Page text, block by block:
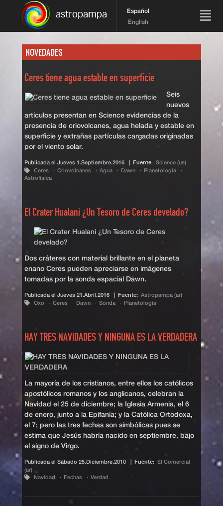
astropampa
Español
English
NOVEDADES
Ceres tiene agua estable en superficie
Seis
nuevos
artículos presentan en Science evidencias de la
presencia de criovolcanes, agua helada y estable en
superficie y extrañas partículas cargadas originadas
por el viento solar.
Publicada el Jueves 1.Septiembre.2016 Fuente: Science (us)
Ceres
Criovolcanes Agua Dawn
Planetología
Astrofísica
El Crater Hualani ¿Un Tesoro de Ceres develado?
Dos cráteres con material brillante en el planeta
enano Ceres pueden apreciarse en imágenes
tomadas por la sonda espacial Dawn.
Publicada el Jueves 21.Abril.2016 Fuente: Astropampa (ar)
Oxo
Ceres Dawn Sonda Planetología
HAY TRES NAVIDADES Y NINGUNA ES LA VERDADERA
La mayoría de los cristianos, entre ellos los católicos
apostólicos romanos y los anglicanos, celebran la
Navidad el 25 de diciembre; la Iglesia Armenia, el 6
de enero, junto a la Epifanía; y la Católica Ortodoxa,
el 7; pero las tres fechas son simbólicas pues se
estima que Jesús habría nacido en septiembre, bajo
el signo de Virgo.
Publicada el Sábado 25.Diciembre.2010 Fuente:
El Comercial
(ar)
Navidad
Fechas Verdad